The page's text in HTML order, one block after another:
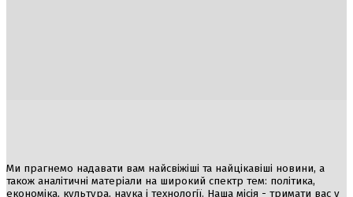
Ми прагнемо надавати вам найсвіжіші та найцікавіші новини, а
також аналітичні матеріали на широкий спектр тем: політика,
економіка, культура, наука і технології. Наша місія - тримати вас у